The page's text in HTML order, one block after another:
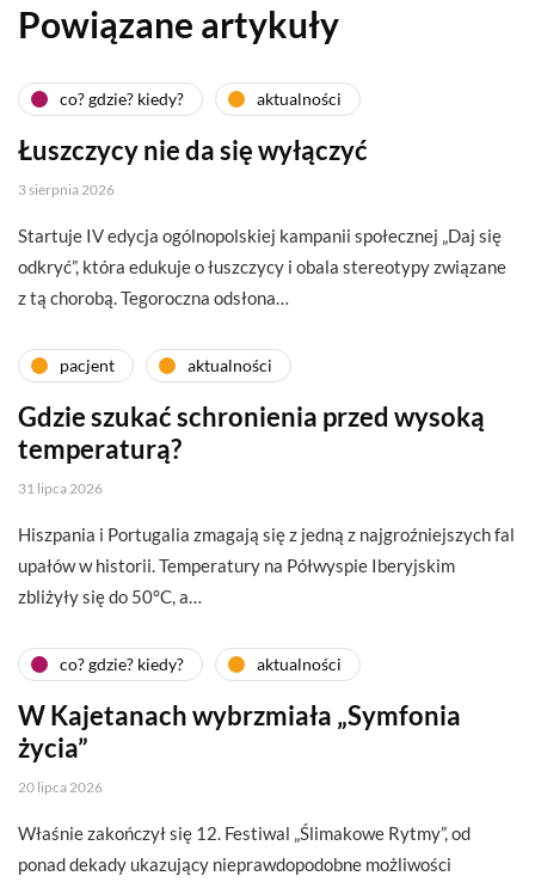
Powiązane artykuły
co? gdzie? kiedy? aktualności
Łuszczycy nie da się wyłączyć
3 sierpnia 2026
Startuje IV edycja ogólnopolskiej kampanii społecznej „Daj się
odkryć”, która edukuje o łuszczycy i obala stereotypy związane
z tą chorobą. Tegoroczna odsłona…
pacjent aktualności
Gdzie szukać schronienia przed wysoką
temperaturą?
31 lipca 2026
Hiszpania i Portugalia zmagają się z jedną z najgroźniejszych fal
upałów w historii. Temperatury na Półwyspie Iberyjskim
zbliżyły się do 50°C, a…
co? gdzie? kiedy? aktualności
W Kajetanach wybrzmiała „Symfonia
życia”
20 lipca 2026
Właśnie zakończył się 12. Festiwal „Ślimakowe Rytmy”, od
ponad dekady ukazujący nieprawdopodobne możliwości